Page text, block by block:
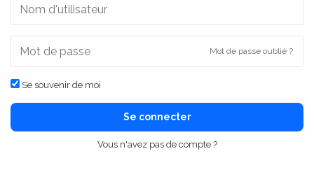
Mot de passe oublié ?
Se souvenir de moi
Se connecter
Vous n'avez pas de compte ?